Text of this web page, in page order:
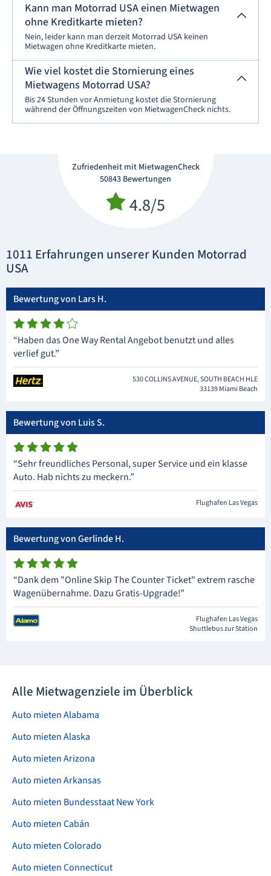
Kann man Motorrad USA einen Mietwagen
ohne Kreditkarte mieten?
Nein, leider kann man derzeit Motorrad USA keinen
Mietwagen ohne Kreditkarte mieten.
Wie viel kostet die Stornierung eines
Mietwagens Motorrad USA?
Bis 24 Stunden vor Anmietung kostet die Stornierung
während der Öffnungszeiten von MietwagenCheck nichts.
Zufriedenheit mit MietwagenCheck
50843 Bewertungen
4.8/5
1011 Erfahrungen unserer Kunden Motorrad
USA
Bewertung von Lars H.
“Haben das One Way Rental Angebot benutzt und alles
verlief gut.”
530 COLLINS AVENUE, SOUTH BEACH HLE
33139 Miami Beach
Bewertung von Luis S.
“Sehr freundliches Personal, super Service und ein klasse
Auto. Hab nichts zu meckern.”
Flughafen Las Vegas
Bewertung von Gerlinde H.
“Dank dem "Online Skip The Counter Ticket" extrem rasche
Wagenübernahme. Dazu Gratis-Upgrade!”
Flughafen Las Vegas
Shuttlebus zur Station
Alle Mietwagenziele im Überblick
Auto mieten Alabama
Auto mieten Alaska
Auto mieten Arizona
Auto mieten Arkansas
Auto mieten Bundesstaat New York
Auto mieten Cabán
Auto mieten Colorado
Auto mieten Connecticut